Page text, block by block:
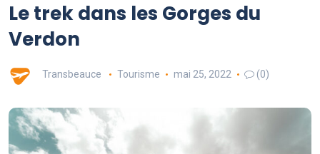
Le trek dans les Gorges du
Verdon
Transbeauce Tourisme mai 25, 2022 (0)